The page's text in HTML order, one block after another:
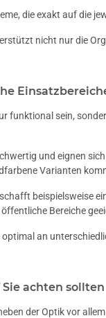
die exakt auf die
nicht nur die
funktional sein,
und eignen
Varianten
beispielsweise
Bereiche
an
achten sollten
der Optik vor